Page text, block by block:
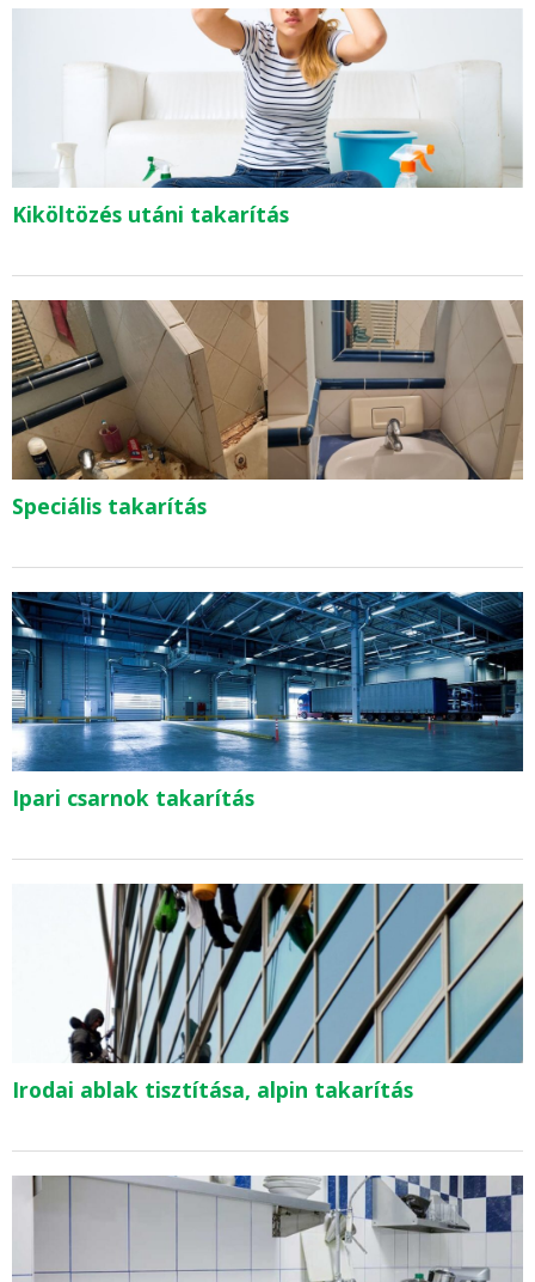
Kiköltözés utáni takarítás
Speciális takarítás
Ipari csarnok takarítás
Irodai ablak tisztítása, alpin takarítás